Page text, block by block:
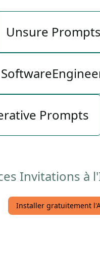
Unsure Prompts
Prompts
Invitations à
Installer gratuitement